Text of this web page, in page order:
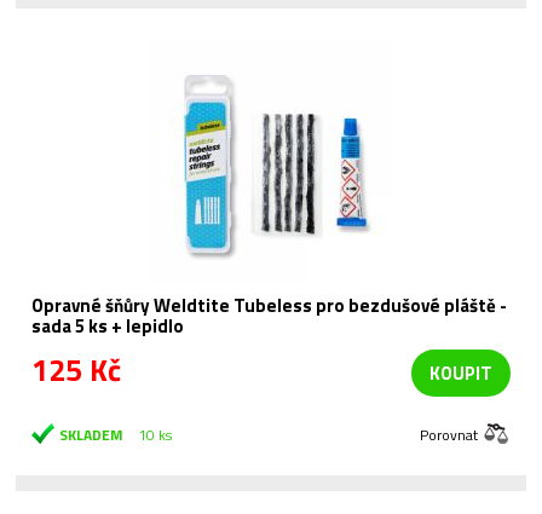
Opravné šňůry Weldtite Tubeless pro bezdušové pláště -
sada 5 ks + lepidlo
125 Kč KOUPIT
SKLADEM 10 ks Porovnat